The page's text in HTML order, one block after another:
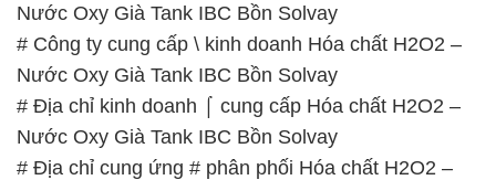
Nước Oxy Già Tank IBC Bồn Solvay
# Công ty cung cấp \ kinh doanh Hóa chất H2O2 –
Nước Oxy Già Tank IBC Bồn Solvay
# Địa chỉ kinh doanh ⌠ cung cấp Hóa chất H2O2 –
Nước Oxy Già Tank IBC Bồn Solvay
# Địa chỉ cung ứng # phân phối Hóa chất H2O2 –